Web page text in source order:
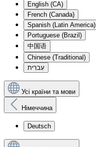
English (CA)
French (Canada)
Spanish (Latin America)
Portuguese (Brazil)
中国语
Chinese (Traditional)
עִברִית
Усі країни та мови
Німеччина
Deutsch